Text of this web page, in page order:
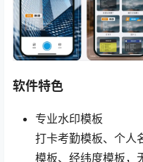
软件特色
专业水印模板
打卡考勤模板、个人
模板、经纬度模板，